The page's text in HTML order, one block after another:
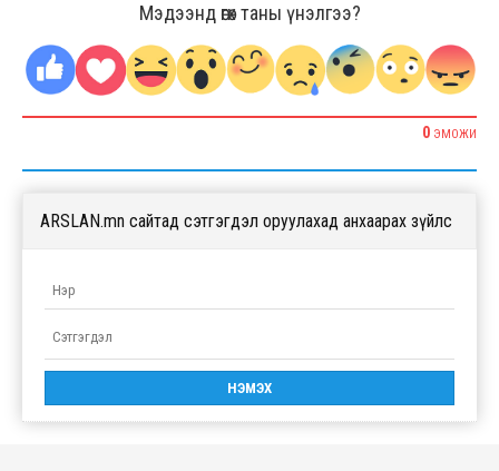
Мэдээнд өгөх таны үнэлгээ?
0 ЭМОЖИ
ARSLAN.mn сайтад сэтгэгдэл оруулахад анхаарах зүйлс